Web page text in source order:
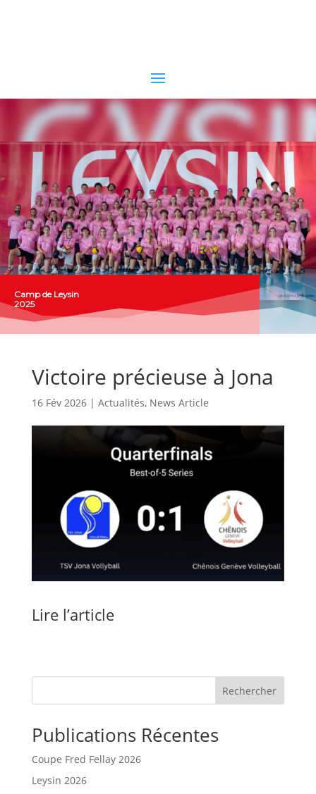
Victoire précieuse à Jona
16 Fév 2026| Actualités, News Article
Lire l’article
Rechercher
Publications Récentes
Coupe Fred Fellay 2026
Leysin 2026